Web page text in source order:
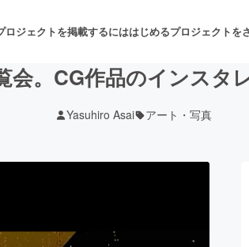
ロジェクトを掲載するにははじめるプロジェクトを
舞台・パフ
サービス開発 フード・飲食
。CG作品のインスタ
Yasuhiro Asai アート・写真